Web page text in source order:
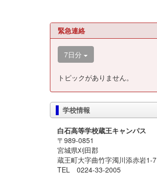
緊急連絡
7日分
トピックがありません。
学校情報
白石高等学校蔵王キャンパス
〒989-0851
宮城県刈田郡
蔵王町大字曲竹字濁川添赤岩1-7
TEL 0224-33-2005